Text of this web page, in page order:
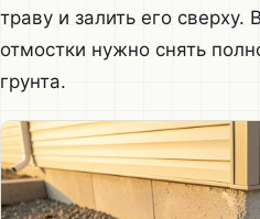
траву и залить его сверху.
отмостки нужно снять
грунта.